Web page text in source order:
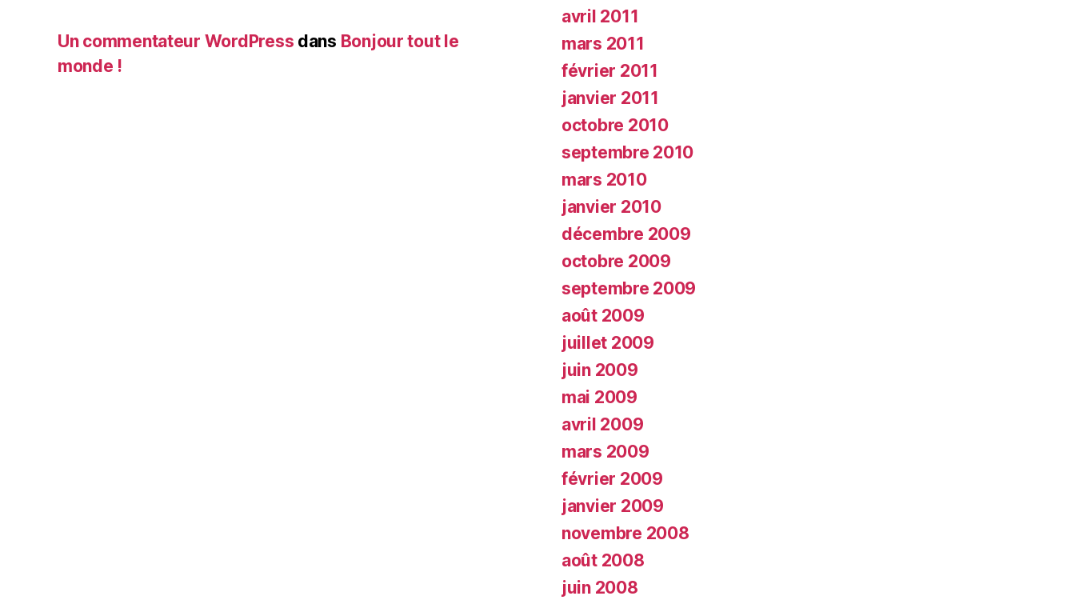
Un commentateur WordPress dans Bonjour tout le
monde !
avril 2011
mars 2011
février 2011
janvier 2011
octobre 2010
septembre 2010
mars 2010
janvier 2010
décembre 2009
octobre 2009
septembre 2009
août 2009
juillet 2009
juin 2009
mai 2009
avril 2009
mars 2009
février 2009
janvier 2009
novembre 2008
août 2008
juin 2008